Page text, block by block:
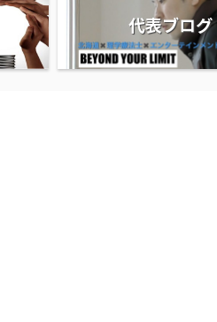
代表ブログ